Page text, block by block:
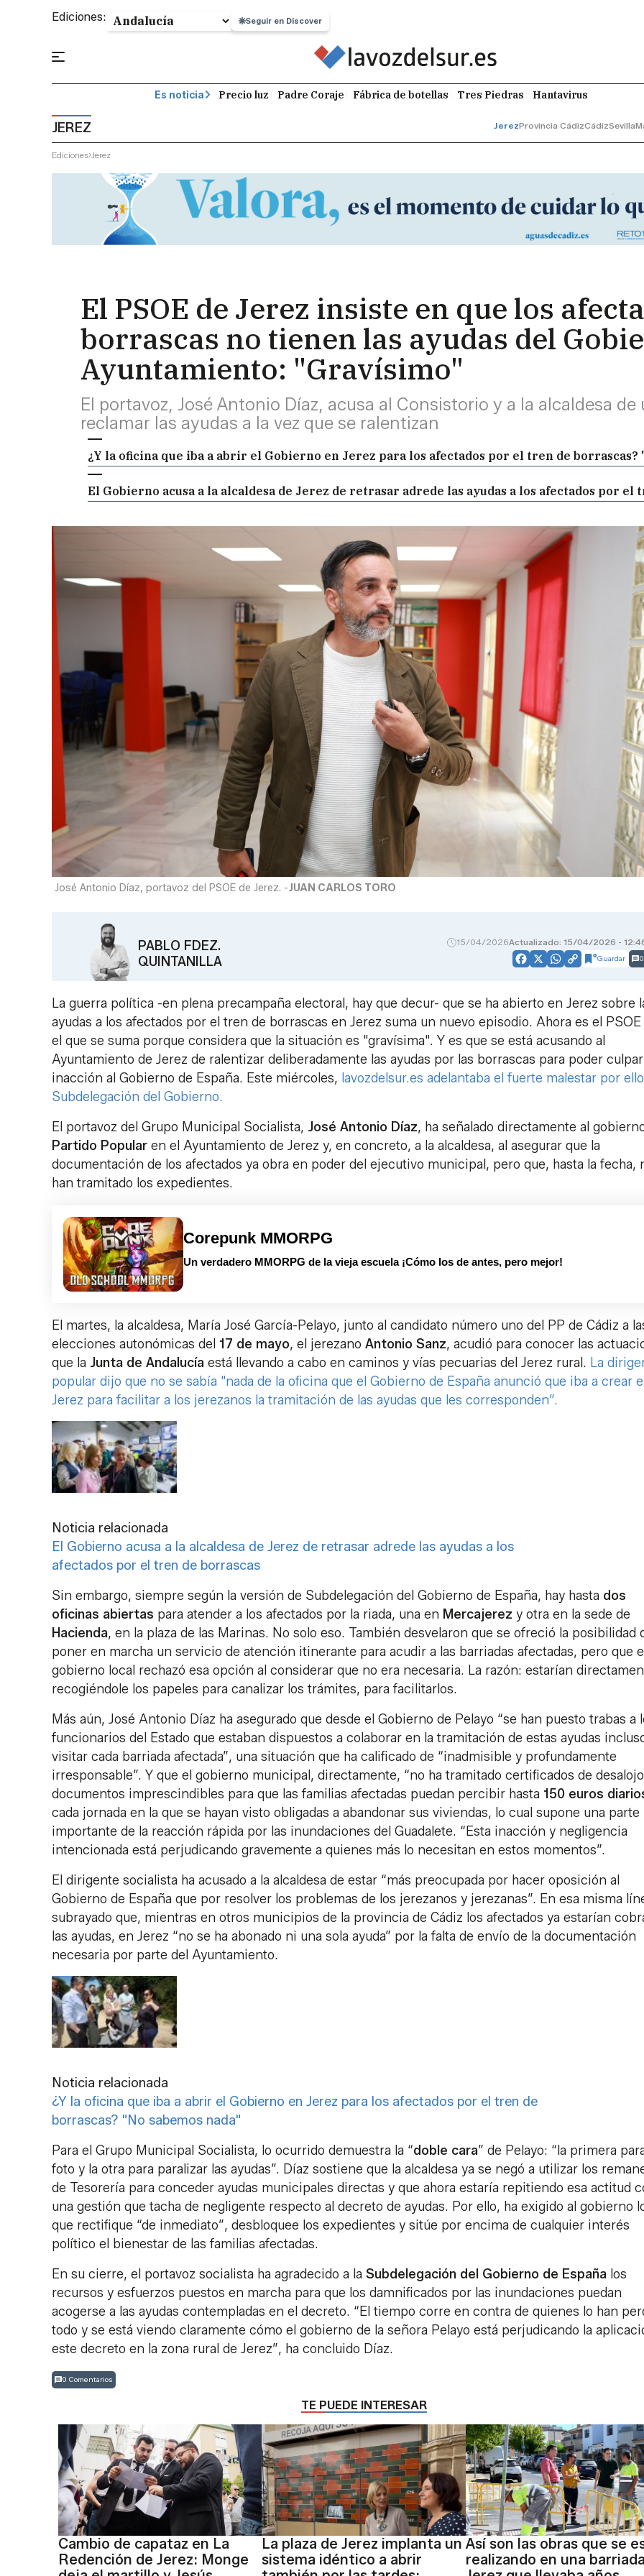
Ediciones: Seguir en Discover
Es noticia Precio luz Padre Coraje Fábrica de botellas Tres Piedras Hantavirus
JEREZ JerezProvincia CádizCádizSevilla
Ediciones Jerez
El PSOE de Jerez insiste en que los
borrascas no tienen las ayudas del
Ayuntamiento: "Gravísimo"
El portavoz, José Antonio Díaz, acusa al Consistorio y a la alcaldesa
reclamar las ayudas a la vez que se ralentizan
¿Y la oficina que iba a abrir el Gobierno en Jerez para los afectados por el tren de borrascas?
El Gobierno acusa a la alcaldesa de Jerez de retrasar adrede las ayudas a los afectados por el
José Antonio Díaz, portavoz del PSOE de Jerez. -JUAN CARLOS TORO
PABLO FDEZ.
QUINTANILLA
15/04/2026Actualizado: 15/04/2026 -
Facebook
X WhatsApp
CopyGuardar 0
La guerra política -en plena precampaña electoral, hay que decur- que se ha abierto en Jerez sobre
ayudas a los afectados por el tren de borrascas en Jerez suma un nuevo episodio. Ahora es el PSOE
el que se suma porque considera que la situación es "gravísima". Y es que se está acusando al
Ayuntamiento de Jerez de ralentizar deliberadamente las ayudas por las borrascas para poder
inacción al Gobierno de España. Este miércoles, lavozdelsur.es adelantaba el fuerte malestar por
Subdelegación del Gobierno.
El portavoz del Grupo Municipal Socialista, José Antonio Díaz, ha señalado directamente al
Partido Popular en el Ayuntamiento de Jerez y, en concreto, a la alcaldesa, al asegurar que la
documentación de los afectados ya obra en poder del ejecutivo municipal, pero que, hasta la fecha,
han tramitado los expedientes.
Corepunk MMORPG
Un verdadero MMORPG de la vieja escuela ¡Cómo los de antes, pero mejor!
El martes, la alcaldesa, María José García-Pelayo, junto al candidato número uno del PP de Cádiz a
elecciones autonómicas del 17 de mayo, el jerezano Antonio Sanz, acudió para conocer las
que la Junta de Andalucía está llevando a cabo en caminos y vías pecuarias del Jerez rural. La
popular dijo que no se sabía "nada de la oficina que el Gobierno de España anunció que iba a crear
Jerez para facilitar a los jerezanos la tramitación de las ayudas que les corresponden”.
Noticia relacionada
El Gobierno acusa a la alcaldesa de Jerez de retrasar adrede las ayudas a los
afectados por el tren de borrascas
Sin embargo, siempre según la versión de Subdelegación del Gobierno de España, hay hasta dos
oficinas abiertas para atender a los afectados por la riada, una en Mercajerez y otra en la sede de
Hacienda, en la plaza de las Marinas. No solo eso. También desvelaron que se ofreció la posibilidad
poner en marcha un servicio de atención itinerante para acudir a las barriadas afectadas, pero que
gobierno local rechazó esa opción al considerar que no era necesaria. La razón: estarían
recogiéndole los papeles para canalizar los trámites, para facilitarlos.
Más aún, José Antonio Díaz ha asegurado que desde el Gobierno de Pelayo “se han puesto trabas a
funcionarios del Estado que estaban dispuestos a colaborar en la tramitación de estas ayudas
visitar cada barriada afectada”, una situación que ha calificado de “inadmisible y profundamente
irresponsable”. Y que el gobierno municipal, directamente, “no ha tramitado certificados de
documentos imprescindibles para que las familias afectadas puedan percibir hasta 150 euros
cada jornada en la que se hayan visto obligadas a abandonar sus viviendas, lo cual supone una parte
importante de la reacción rápida por las inundaciones del Guadalete. “Esta inacción y negligencia
intencionada está perjudicando gravemente a quienes más lo necesitan en estos momentos”.
El dirigente socialista ha acusado a la alcaldesa de estar “más preocupada por hacer oposición al
Gobierno de España que por resolver los problemas de los jerezanos y jerezanas”. En esa misma
subrayado que, mientras en otros municipios de la provincia de Cádiz los afectados ya estarían
las ayudas, en Jerez “no se ha abonado ni una sola ayuda” por la falta de envío de la documentación
necesaria por parte del Ayuntamiento.
Noticia relacionada
¿Y la oficina que iba a abrir el Gobierno en Jerez para los afectados por el tren de
borrascas? "No sabemos nada"
Para el Grupo Municipal Socialista, lo ocurrido demuestra la “doble cara” de Pelayo: “la primera
foto y la otra para paralizar las ayudas”. Díaz sostiene que la alcaldesa ya se negó a utilizar los
de Tesorería para conceder ayudas municipales directas y que ahora estaría repitiendo esa actitud
una gestión que tacha de negligente respecto al decreto de ayudas. Por ello, ha exigido al gobierno
que rectifique “de inmediato”, desbloquee los expedientes y sitúe por encima de cualquier interés
político el bienestar de las familias afectadas.
En su cierre, el portavoz socialista ha agradecido a la Subdelegación del Gobierno de España los
recursos y esfuerzos puestos en marcha para que los damnificados por las inundaciones puedan
acogerse a las ayudas contempladas en el decreto. “El tiempo corre en contra de quienes lo han
todo y se está viendo claramente cómo el gobierno de la señora Pelayo está perjudicando la
este decreto en la zona rural de Jerez”, ha concluido Díaz.
0 Comentarios
TE PUEDE INTERESAR
Cambio de capataz en La
Redención de Jerez: Monge
La plaza de Jerez implanta un
sistema idéntico a abrir
Así son las obras que se
realizando en una